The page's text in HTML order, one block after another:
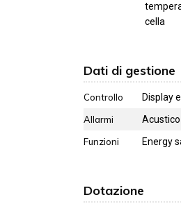
cella
Dati di gestione
Controllo
Display
Allarmi
Acustico
Funzioni
Energy
Dotazione